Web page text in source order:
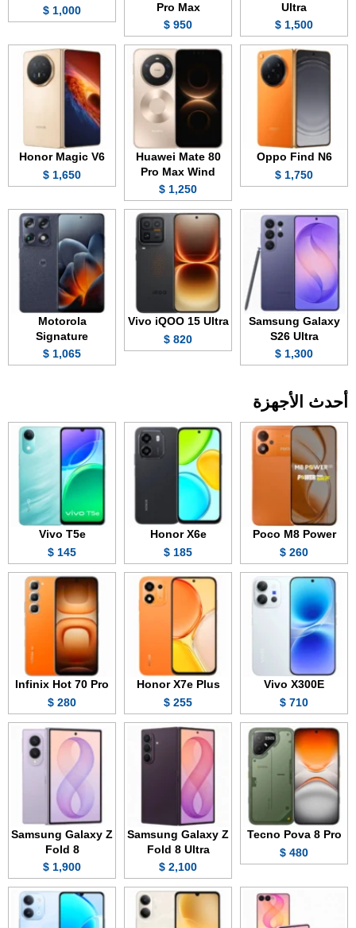
Ultra
1,500 $
Pro Max
950 $
1,000 $
Oppo Find N6
1,750 $
Huawei Mate 80
Pro Max Wind
1,250 $
Honor Magic V6
1,650 $
Samsung Galaxy
S26 Ultra
1,300 $
Vivo iQOO 15 Ultra
820 $
Motorola
Signature
1,065 $
أحدث الأجهزة
Poco M8 Power
260 $
Honor X6e
185 $
Vivo T5e
145 $
Vivo X300E
710 $
Honor X7e Plus
255 $
Infinix Hot 70 Pro
280 $
Tecno Pova 8 Pro
480 $
Samsung Galaxy Z
Fold 8 Ultra
2,100 $
Samsung Galaxy Z
Fold 8
1,900 $